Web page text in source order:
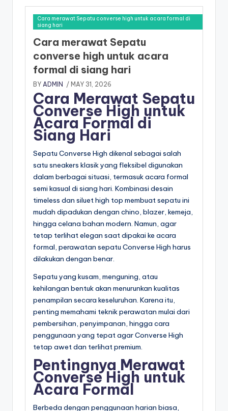
Cara merawat Sepatu converse high untuk acara formal di
siang hari
Cara merawat Sepatu
converse high untuk acara
formal di siang hari
BY ADMIN / MAY 31, 2026
Cara Merawat Sepatu
Converse High untuk
Acara Formal di
Siang Hari
Sepatu Converse High dikenal sebagai salah
satu sneakers klasik yang fleksibel digunakan
dalam berbagai situasi, termasuk acara formal
semi kasual di siang hari. Kombinasi desain
timeless dan siluet high top membuat sepatu ini
mudah dipadukan dengan chino, blazer, kemeja,
hingga celana bahan modern. Namun, agar
tetap terlihat elegan saat dipakai ke acara
formal, perawatan sepatu Converse High harus
dilakukan dengan benar.
Sepatu yang kusam, menguning, atau
kehilangan bentuk akan menurunkan kualitas
penampilan secara keseluruhan. Karena itu,
penting memahami teknik perawatan mulai dari
pembersihan, penyimpanan, hingga cara
penggunaan yang tepat agar Converse High
tetap awet dan terlihat premium.
Pentingnya Merawat
Converse High untuk
Acara Formal
Berbeda dengan penggunaan harian biasa,